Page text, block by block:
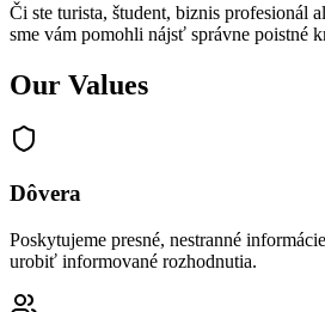
Či ste turista, študent, biznis profesionál
sme vám pomohli nájsť správne poistné
Our Values
Dôvera
Poskytujeme presné, nestranné
urobiť informované rozhodnutia.